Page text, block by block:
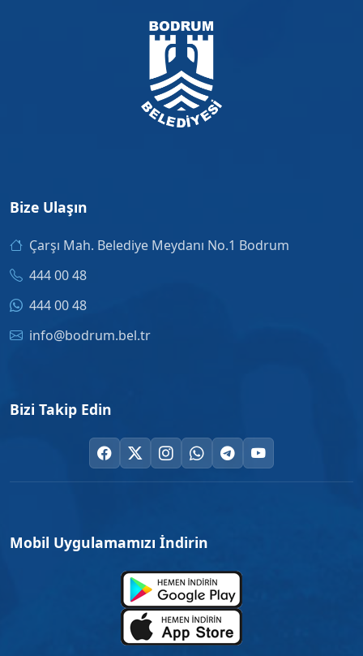
Bize Ulaşın
Çarşı Mah. Belediye Meydanı No.1 Bodrum
444 00 48
444 00 48
info@bodrum.bel.tr
Bizi Takip Edin
Mobil Uygulamamızı İndirin